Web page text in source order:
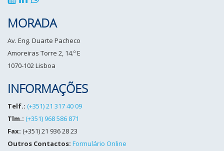
MORADA
Av. Eng. Duarte Pacheco
Amoreiras Torre 2, 14.º E
1070-102 Lisboa
INFORMAÇÕES
Telf.: (+351) 21 317 40 09
Tlm.: (+351) 968 586 871
Fax: (+351) 21 936 28 23
Outros Contactos: Formulário Online